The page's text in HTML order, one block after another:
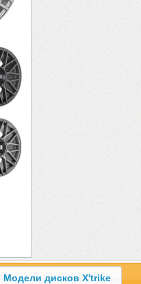
Модели дисков X'trike